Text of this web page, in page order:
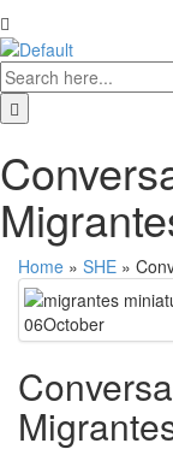
Home » SHE »
06October